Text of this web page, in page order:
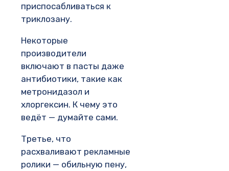
приспосабливаться к
триклозану.
Некоторые
производители
включают в пасты даже
антибиотики, такие как
метронидазол и
хлоргексин. К чему это
ведёт — думайте сами.
Третье, что
расхваливают рекламные
ролики — обильную пену,